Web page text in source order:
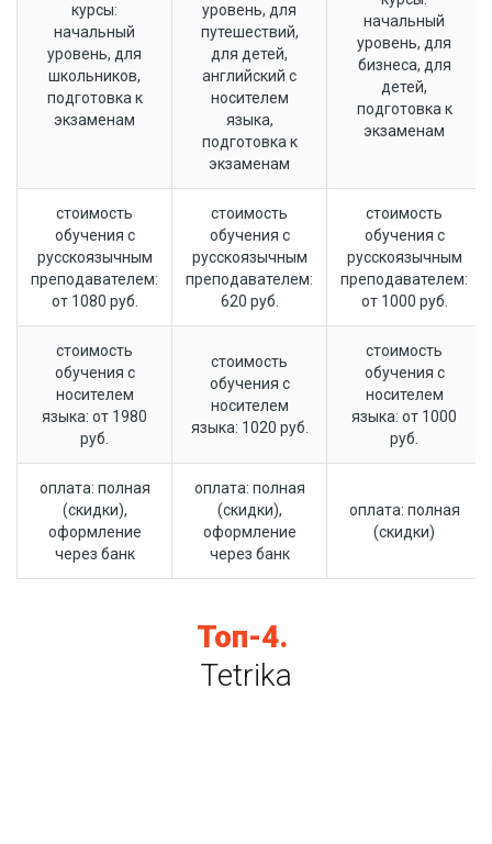
курсы:
начальный
уровень, для
школьников,
подготовка к
экзаменам
уровень, для
путешествий,
для детей,
английский с
носителем
языка,
подготовка к
экзаменам
начальный
уровень, для
бизнеса, для
детей,
подготовка к
экзаменам
стоимость
обучения с
русскоязычным
преподавателем:
от 1080 руб.
стоимость
обучения с
русскоязычным
преподавателем:
620 руб.
стоимость
обучения с
русскоязычным
преподавателем:
от 1000 руб.
стоимость
обучения с
носителем
языка: от 1980
руб.
стоимость
обучения с
носителем
языка: 1020 руб.
стоимость
обучения с
носителем
языка: от 1000
руб.
оплата: полная
(скидки),
оформление
через банк
оплата: полная
(скидки),
оформление
через банк
оплата: полная
(скидки)
Топ-4.
Tetrika